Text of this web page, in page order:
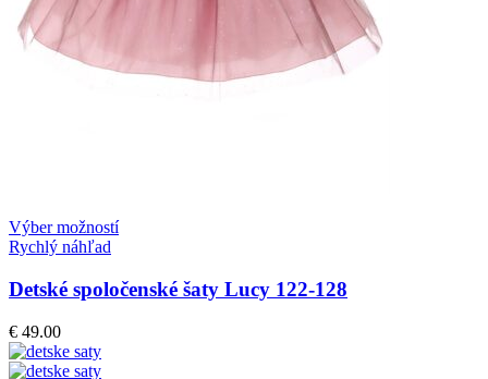
Výber možností
Rychlý náhľad
Detské spoločenské šaty Lucy 122-128
€ 49.00